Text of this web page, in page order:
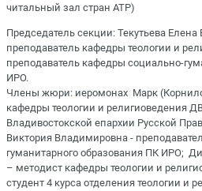
читальный зал стран АТР)
Председатель секции: Текутьева
преподаватель кафедры теологии и
преподаватель кафедры социально-
ИРО.
Члены жюри: иеромонах Марк
кафедры теологии и религиоведения
Владивостокской епархии Русской
Виктория Владимировна -
гуманитарного образования ПК ИРО;
– методист кафедры теологии и
студент 4 курса отделения теологии и